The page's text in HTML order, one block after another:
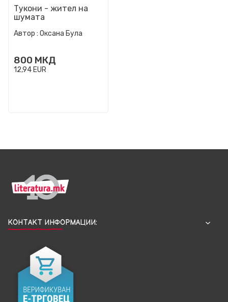
Тукони - жител на
шумата
Автор : Оксана Була
800 МКД
12,94 EUR
КОНТАКТ ИНФОРМАЦИИ: